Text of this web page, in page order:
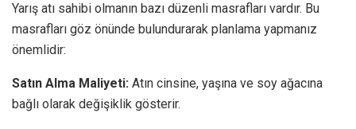
Yarış atı sahibi olmanın bazı düzenli masrafları vardır. Bu
masrafları göz önünde bulundurarak planlama yapmanız
önemlidir:
Satın Alma Maliyeti: Atın cinsine, yaşına ve soy ağacına
bağlı olarak değişiklik gösterir.